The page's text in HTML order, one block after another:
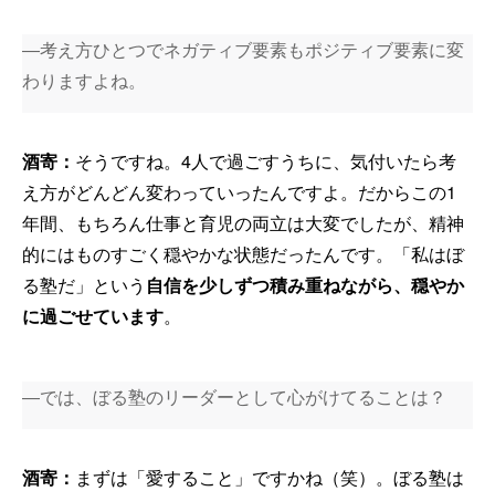
―考え方ひとつでネガティブ要素もポジティブ要素に変
わりますよね。
酒寄： そうですね。4人で過ごすうちに、気付いたら考
え方がどんどん変わっていったんですよ。だからこの1
年間、もちろん仕事と育児の両立は大変でしたが、精神
的にはものすごく穏やかな状態だったんです。「私はぼ
る塾だ」という 自信を少しずつ積み重ねながら、穏やか
に過ごせています。
―では、ぼる塾のリーダーとして心がけてることは？
酒寄： まずは「愛すること」ですかね（笑）。ぼる塾は